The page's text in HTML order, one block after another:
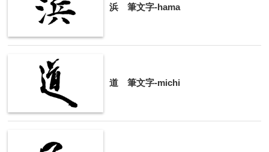
浜 筆文字-hama
道 筆文字-michi